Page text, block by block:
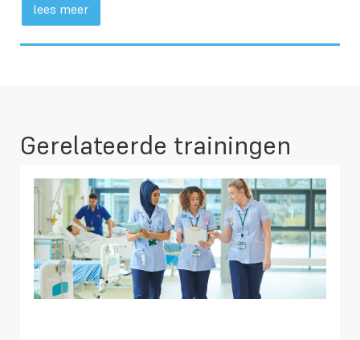
lees meer
Gerelateerde trainingen